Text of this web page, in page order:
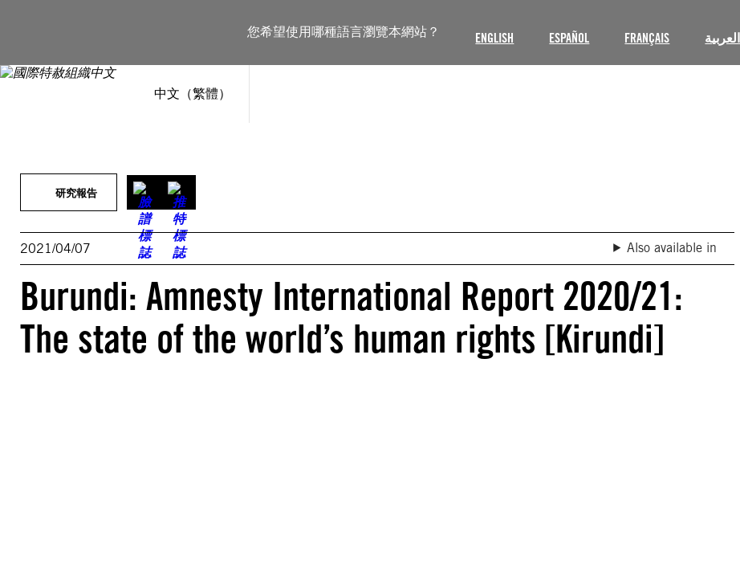
您希望使用哪種語言瀏覽本網站？ ENGLISH ESPAÑOL FRANÇAIS العربية
中文（繁體）
內
研究報告
2021/04/07 Also available in
Burundi: Amnesty International Report 2020/21:
The state of the world’s human rights [Kirundi]